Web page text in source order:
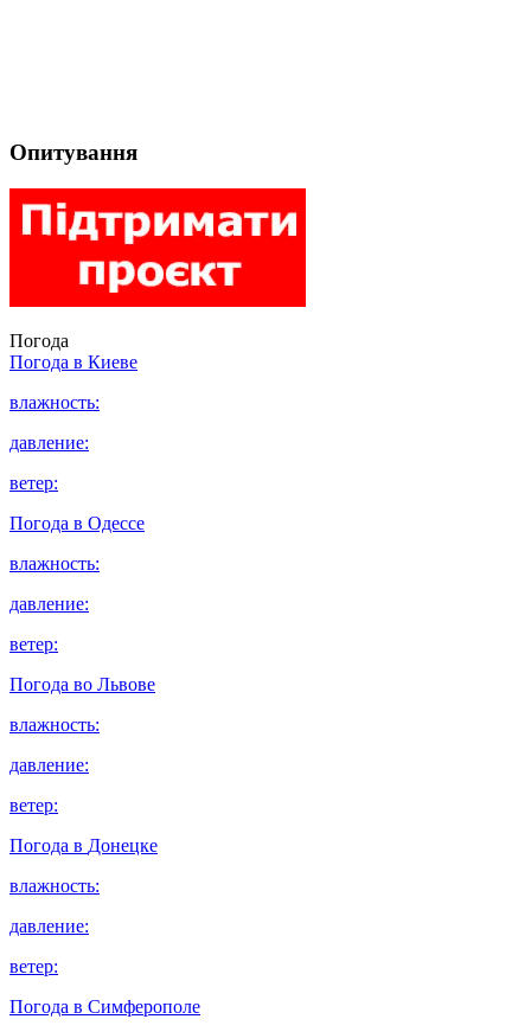
Опитування
Погода
Погода в Киеве
влажность:
давление:
ветер:
Погода в Одессе
влажность:
давление:
ветер:
Погода во Львове
влажность:
давление:
ветер:
Погода в Донецке
влажность:
давление:
ветер:
Погода в Симферополе